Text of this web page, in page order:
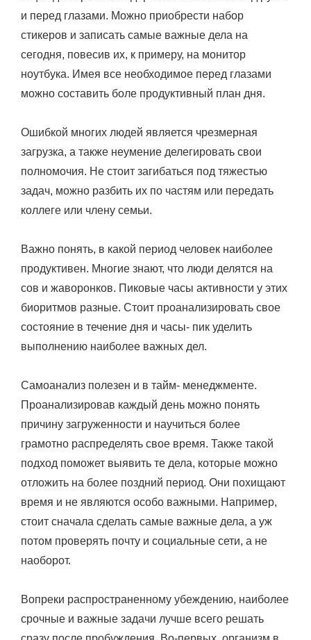
и перед глазами. Можно приобрести набор
стикеров и записать самые важные дела на
сегодня, повесив их, к примеру, на монитор
ноутбука. Имея все необходимое перед глазами
можно составить боле продуктивный план дня.
Ошибкой многих людей является чрезмерная
загрузка, а также неумение делегировать свои
полномочия. Не стоит загибаться под тяжестью
задач, можно разбить их по частям или передать
коллеге или члену семьи.
Важно понять, в какой период человек наиболее
продуктивен. Многие знают, что люди делятся на
сов и жаворонков. Пиковые часы активности у этих
биоритмов разные. Стоит проанализировать свое
состояние в течение дня и часы- пик уделить
выполнению наиболее важных дел.
Самоанализ полезен и в тайм- менеджменте.
Проанализировав каждый день можно понять
причину загруженности и научиться более
грамотно распределять свое время. Также такой
подход поможет выявить те дела, которые можно
отложить на более поздний период. Они похищают
время и не являются особо важными. Например,
стоит сначала сделать самые важные дела, а уж
потом проверять почту и социальные сети, а не
наоборот.
Вопреки распространенному убеждению, наиболее
срочные и важные задачи лучше всего решать